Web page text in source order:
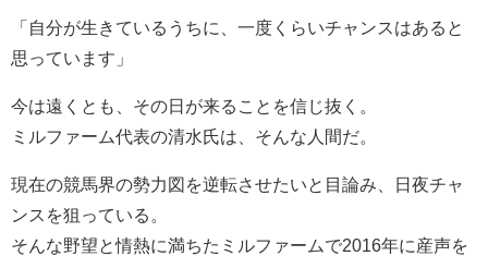
「自分が生きているうちに、一度くらいチャンスはあると
思っています」
今は遠くとも、その日が来ることを信じ抜く。
ミルファーム代表の清水氏は、そんな人間だ。
現在の競馬界の勢力図を逆転させたいと目論み、日夜チャ
ンスを狙っている。
そんな野望と情熱に満ちたミルファームで2016年に産声を